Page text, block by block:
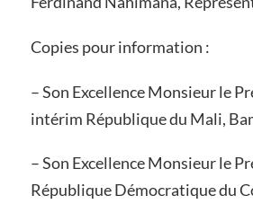
Copies pour information :
– Son Excellence Monsieur le
intérim République du Mali,
– Son Excellence Monsieur le
République Démocratique du